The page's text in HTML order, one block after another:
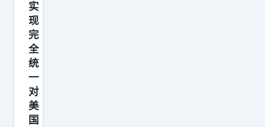
记
录
，
核
查
事
件
生
一
幕
令
人
揪
心
实
现
完
全
统
一
对
美
国